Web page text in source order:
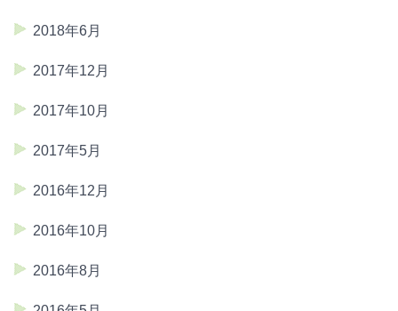
2018年6月
2017年12月
2017年10月
2017年5月
2016年12月
2016年10月
2016年8月